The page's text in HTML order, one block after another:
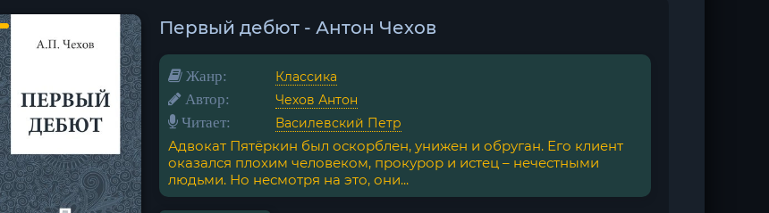
Первый дебют - Антон Чехов
Жанр: Классика
Автор: Чехов Антон
Читает: Василевский Петр
Адвокат Пятёркин был оскорблен, унижен и обруган. Его клиент
оказался плохим человеком, прокурор и истец – нечестными
людьми. Но несмотря на это, они...